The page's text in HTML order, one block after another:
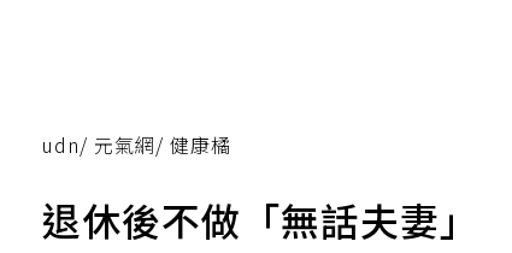
udn/ 元氣網/ 健康橘
退休後不做「無話夫妻